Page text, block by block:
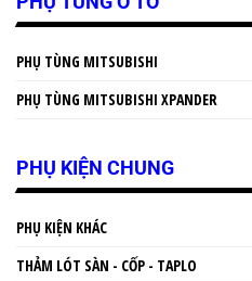
PHỤ TÙNG MITSUBISHI
PHỤ TÙNG MITSUBISHI XPANDER
PHỤ KIỆN CHUNG
PHỤ KIỆN KHÁC
THẢM LÓT SÀN - CỐP - TAPLO